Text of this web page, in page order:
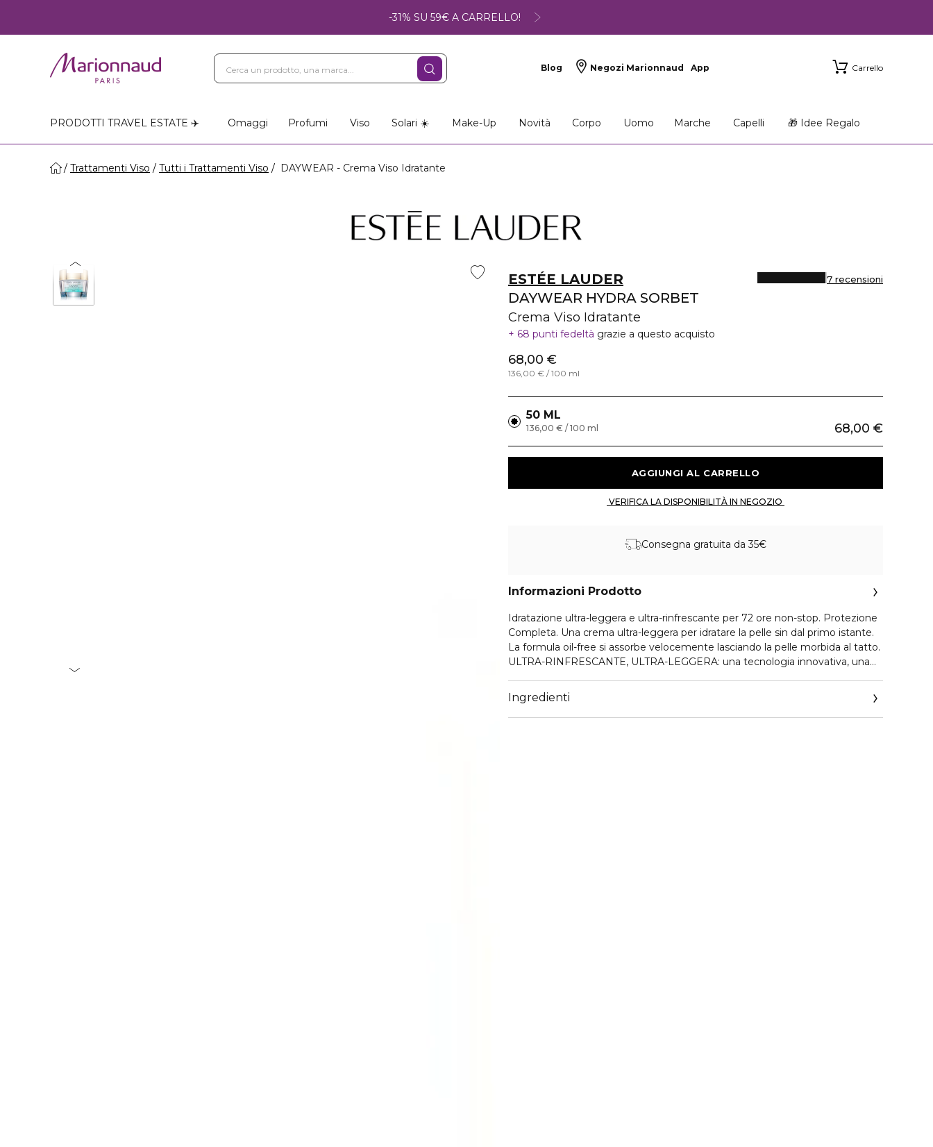
-31% SU 59€ A CARRELLO!
Blog Negozi Marionnaud App Carrello
PRODOTTI TRAVEL ESTATE ✈️
Omaggi Profumi Viso Solari ☀️ Make-Up Novità Corpo Uomo Marche Capelli 🎁 Idee Regalo
Trattamenti Viso Tutti i Trattamenti Viso DAYWEAR - Crema Viso Idratante
ESTÉE LAUDER
DAYWEAR HYDRA SORBET
Crema Viso Idratante
7 recensioni
68 punti fedeltà grazie a questo acquisto
68,00 €
136,00 € / 100 ml
50 ML
68,00 €
136,00 € / 100 ml
Consegna gratuita da 35€
Informazioni Prodotto
Idratazione ultra-leggera e ultra-rinfrescante per 72 ore non-stop. Protezione
Completa. Una crema ultra-leggera per idratare la pelle sin dal primo istante.
La formula oil-free si assorbe velocemente lasciando la pelle morbida al tatto.
ULTRA-RINFRESCANTE, ULTRA-LEGGERA: una tecnologia innovativa, una
protezione completa. 72 ORE DI IDRATAZIONE NON-STOP: continua a
rilasciare idratazione sulla pelle anche dopo la sua applicazione, assicurandoti
un nutrimento duraturo. PROTEZIONE COMPLETA: grazie a un complesso di
Ingredienti